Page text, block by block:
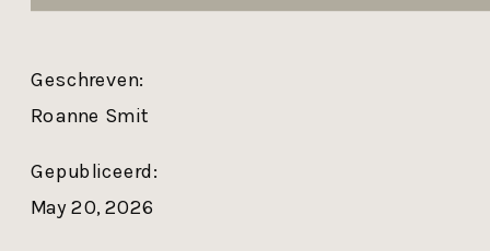
May 20, 2026
Gepubliceerd:
Roanne Smit
Geschreven: